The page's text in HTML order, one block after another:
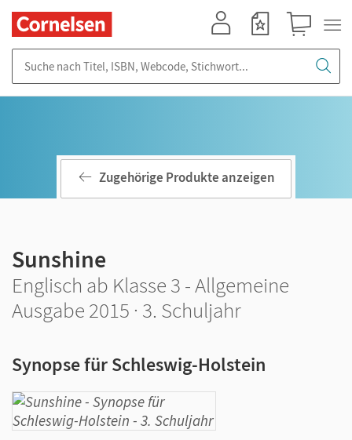
Zugehörige Produkte anzeigen
Sunshine
Englisch ab Klasse 3 - Allgemeine
Ausgabe 2015 · 3. Schuljahr
Synopse für Schleswig-Holstein